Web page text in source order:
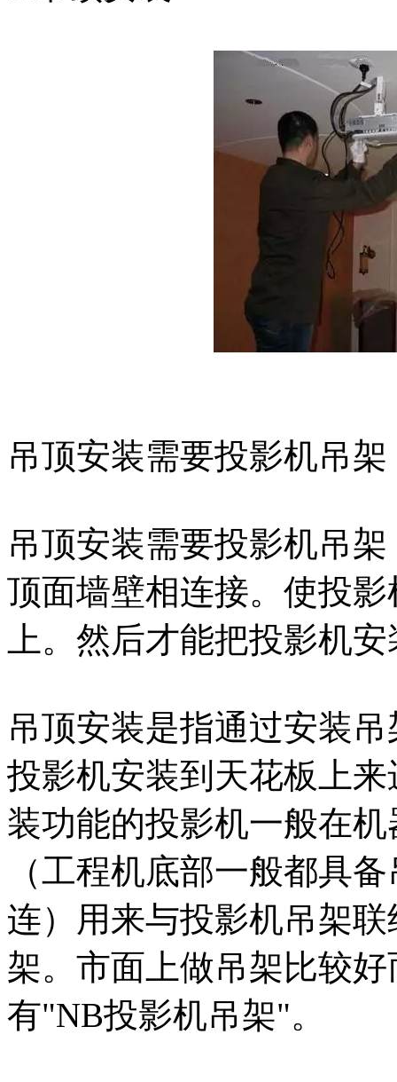
吊顶安装需要投影机吊架
吊顶安装需要投影机吊
顶面墙壁相连接。使投
上。然后才能把投影机
吊顶安装是指通过安装
投影机安装到天花板上
装功能的投影机一般在
（工程机底部一般都具
连）用来与投影机吊架
架。市面上做吊架比较
有"NB投影机吊架"。